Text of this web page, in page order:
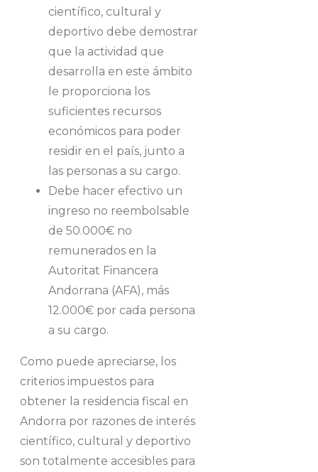
científico, cultural y
deportivo debe demostrar
que la actividad que
desarrolla en este ámbito
le proporciona los
suficientes recursos
económicos para poder
residir en el país, junto a
las personas a su cargo.
Debe hacer efectivo un
ingreso no reembolsable
de 50.000€ no
remunerados en la
Autoritat Financera
Andorrana (AFA), más
12.000€ por cada persona
a su cargo.
Como puede apreciarse, los
criterios impuestos para
obtener la residencia fiscal en
Andorra por razones de interés
científico, cultural y deportivo
son totalmente accesibles para